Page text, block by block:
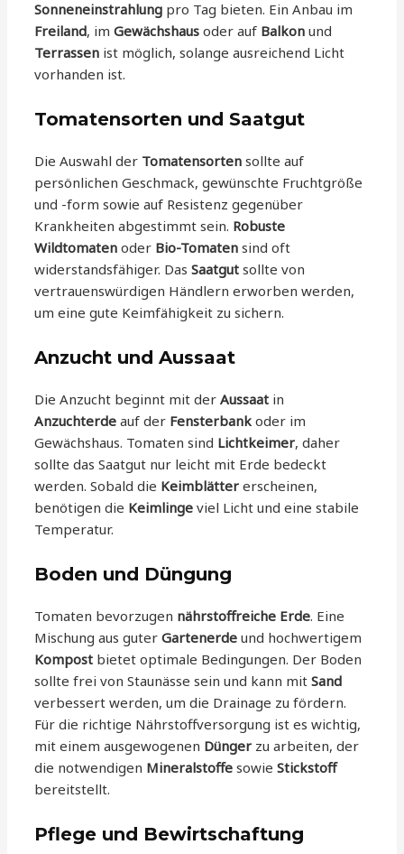
Sonneneinstrahlung pro Tag bieten. Ein Anbau im
Freiland, imGewächshaus oder auf Balkon und
Terrassen ist möglich, solange ausreichend Licht
vorhanden ist.
Tomatensorten und Saatgut
Die Auswahl der Tomatensorten sollte auf
persönlichen Geschmack, gewünschte Fruchtgröße
und -form sowie auf Resistenz gegenüber
Krankheiten abgestimmt sein. Robuste
Wildtomaten oder Bio-Tomaten sind oft
widerstandsfähiger. DasSaatgut sollte von
vertrauenswürdigen Händlern erworben werden,
um eine gute Keimfähigkeit zu sichern.
Anzucht und Aussaat
Die Anzucht beginnt mit derAussaat in
Anzuchterde auf der Fensterbank oder im
Gewächshaus. Tomaten sind Lichtkeimer, daher
sollte das Saatgut nur leicht mit Erde bedeckt
werden. Sobald die Keimblätter erscheinen,
benötigen die Keimlinge viel Licht und eine stabile
Temperatur.
Boden und Düngung
Tomaten bevorzugen nährstoffreiche Erde. Eine
Mischung aus guterGartenerde und hochwertigem
Kompost bietet optimale Bedingungen. Der Boden
sollte frei von Staunässe sein und kann mitSand
verbessert werden, um die Drainage zu fördern.
Für die richtige Nährstoffversorgung ist es wichtig,
mit einem ausgewogenen Dünger zu arbeiten, der
die notwendigen Mineralstoffe sowieStickstoff
bereitstellt.
Pflege und Bewirtschaftung